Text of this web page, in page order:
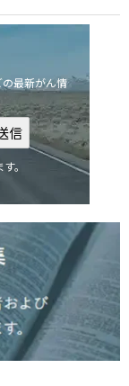
最新がん情
。